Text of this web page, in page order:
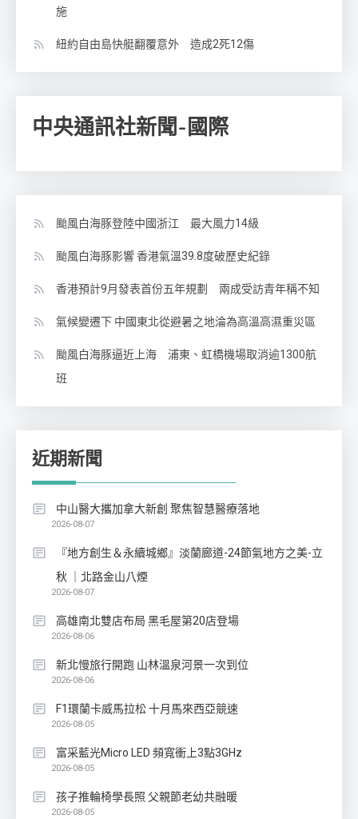
施
紐約自由島快艇翻覆意外 造成2死12傷
中央通訊社新聞-國際
颱風白海豚登陸中國浙江 最大風力14級
颱風白海豚影響 香港氣溫39.8度破歷史紀錄
香港預計9月發表首份五年規劃 兩成受訪青年稱不知
氣候變遷下 中國東北從避暑之地淪為高溫高濕重災區
颱風白海豚逼近上海 浦東、虹橋機場取消逾1300航
班
近期新聞
中山醫大攜加拿大新創 聚焦智慧醫療落地
2026-08-07
『地方創生＆永續城鄉』淡蘭廊道-24節氣地方之美-立
秋 ｜北路金山八煙
2026-08-07
高雄南北雙店布局 黑毛屋第20店登場
2026-08-06
新北慢旅行開跑 山林溫泉河景一次到位
2026-08-06
F1環蘭卡威馬拉松 十月馬來西亞競速
2026-08-05
富采藍光Micro LED 頻寬衝上3點3GHz
2026-08-05
孩子推輪椅學長照 父親節老幼共融暖
2026-08-05